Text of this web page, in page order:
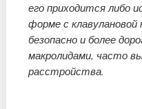
его приходится либо
форме с
безопасно и более
макролидами, часто
расстройства.